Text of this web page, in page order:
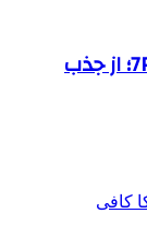
خدمات شبکه‌های اجتماعی 7Panel؛ از جذب
کافی